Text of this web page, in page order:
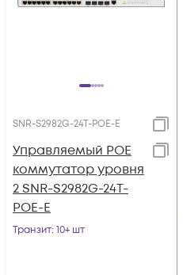
SNR-S2982G-24T-POE-E
Управляемый POE
коммутатор уровня
2 SNR-S2982G-24T-
POE-E
Транзит: 10+ шт